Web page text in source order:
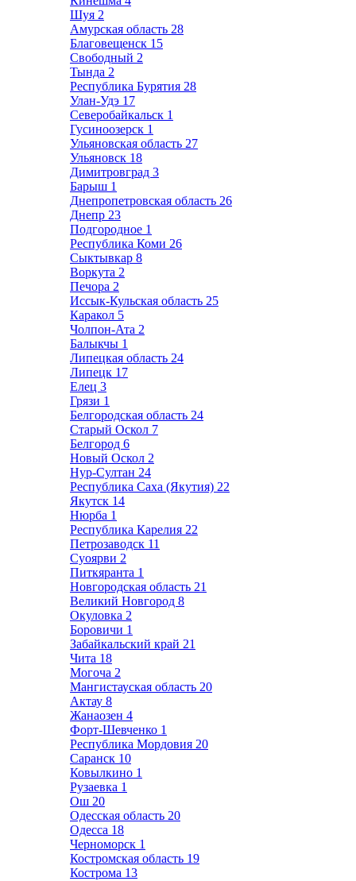
Шуя 2
Амурская область 28
Благовещенск 15
Свободный 2
Тында 2
Республика Бурятия 28
Улан-Удэ 17
Северобайкальск 1
Гусиноозерск 1
Ульяновская область 27
Ульяновск 18
Димитровград 3
Барыш 1
Днепропетровская область 26
Днепр 23
Подгородное 1
Республика Коми 26
Сыктывкар 8
Воркута 2
Печора 2
Иссык-Кульская область 25
Каракол 5
Чолпон-Ата 2
Балыкчы 1
Липецкая область 24
Липецк 17
Елец 3
Грязи 1
Белгородская область 24
Старый Оскол 7
Белгород 6
Новый Оскол 2
Нур-Султан 24
Республика Саха (Якутия) 22
Якутск 14
Нюрба 1
Республика Карелия 22
Петрозаводск 11
Суоярви 2
Питкяранта 1
Новгородская область 21
Великий Новгород 8
Окуловка 2
Боровичи 1
Забайкальский край 21
Чита 18
Могоча 2
Мангистауская область 20
Актау 8
Жанаозен 4
Форт-Шевченко 1
Республика Мордовия 20
Саранск 10
Ковылкино 1
Рузаевка 1
Ош 20
Одесская область 20
Одесса 18
Черноморск 1
Костромская область 19
Кострома 13